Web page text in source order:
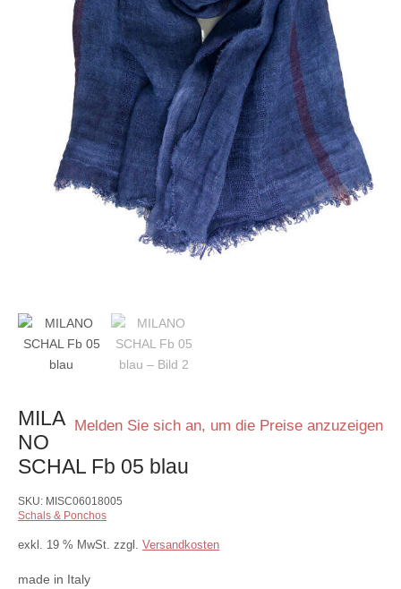
Melden Sie sich an, um die Preise anzuzeigen
MILA
NO
SCHAL Fb 05 blau
SKU: MISC06018005
Schals & Ponchos
exkl. 19 % MwSt. zzgl. Versandkosten
made in Italy